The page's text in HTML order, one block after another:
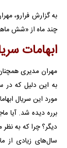
به گزارش فرارو،
چند ماه از «شش
ابهامات
مهران مدیری
مورد این سریال
برره دیده شد. آیا
دیگر؟ چرا که به
سال‌های زیادی از